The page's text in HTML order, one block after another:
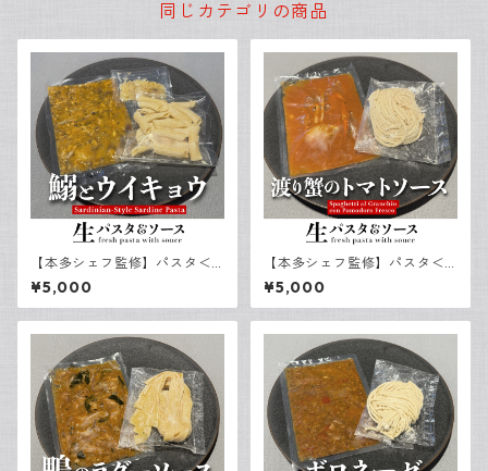
同じカテゴリの商品
【本多シェフ監修】パスタ＜
ペンネ＞＆鰯とウイキョウの
ソース（３食）
¥5,000
【本多シェフ監修】パスタ＜
キタッラ＞＆渡り蟹のトマト
ソース（３食）
¥5,000